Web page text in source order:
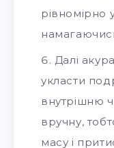
рівномірно
Далі
укласти
внутрішню
вручну,
масу і